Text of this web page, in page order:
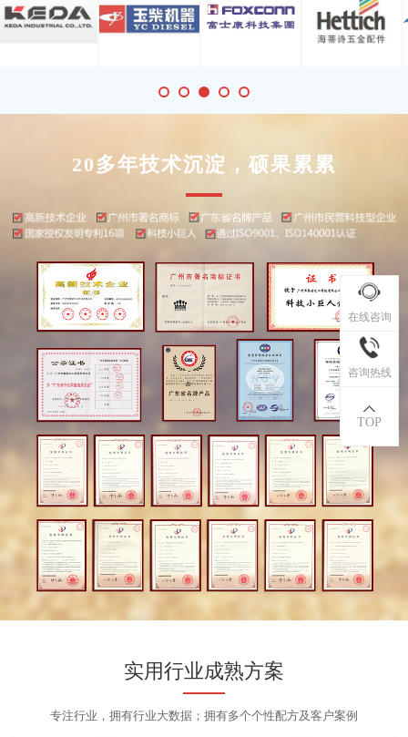
20多年技术沉淀，硕果累累
实用行业成熟方案
专注行业，拥有行业大数据；拥有多个个性配方及客户案例
在线咨询
咨询热线
TOP